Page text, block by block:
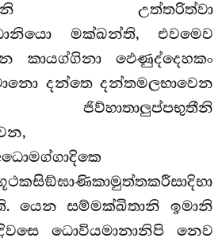
උත්තරිත්වා
මක්ඛන්ති, එවමෙව
කායග්ගිනා ඵෙණුද්දෙහකං
දන්තෙ දන්තමලභාවෙන
ජිව්හාතාලුප්පභුතීනි
යෙන සම්මක්ඛිතානි ඉමානි
ධොවියමානානිපි නෙව